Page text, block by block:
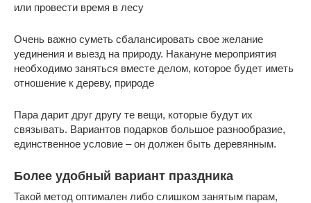
или провести время в лесу
Очень важно суметь сбалансировать свое желание
уединения и выезд на природу. Накануне мероприятия
необходимо заняться вместе делом, которое будет иметь
отношение к дереву, природе
Пара дарит друг другу те вещи, которые будут их
связывать. Вариантов подарков большое разнообразие,
единственное условие – он должен быть деревянным.
Более удобный вариант праздника
Такой метод оптимален либо слишком занятым парам,